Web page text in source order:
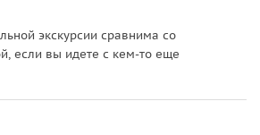
экскурсии сравнима со
если вы идете с кем-то еще